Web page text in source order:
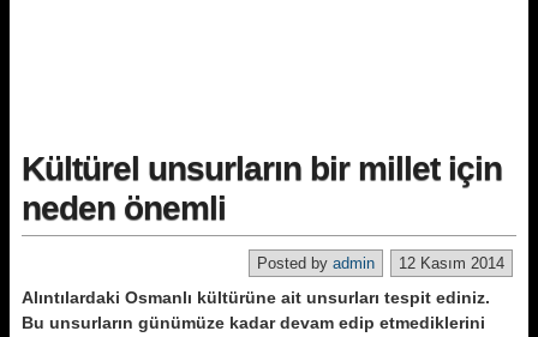
Kültürel unsurların bir millet için
neden önemli
12 Kasım 2014
Posted by admin
Alıntılardaki Osmanlı kültürüne ait unsurları tes­pit ediniz.
Bu unsurların günümüze kadar devam edip etmediklerini